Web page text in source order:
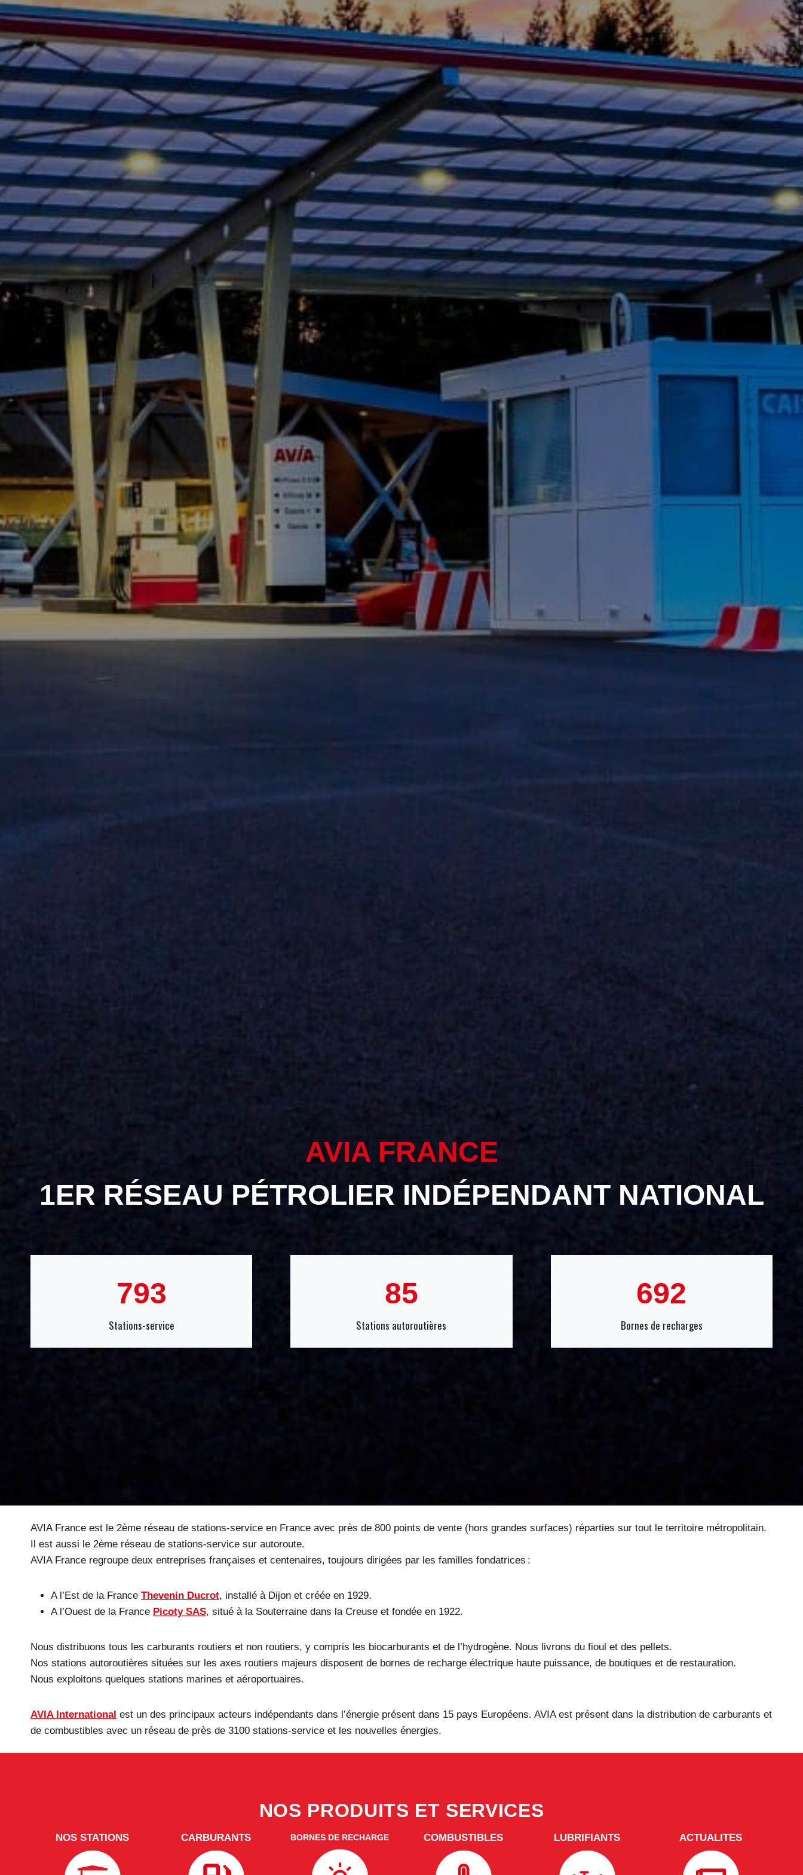
AVIA FRANCE
1ER RÉSEAU PÉTROLIER INDÉPENDANT NATIONAL
793
Stations-service
85
Stations autoroutières
692
Bornes de recharges
AVIA France est le 2ème réseau de stations-service en France avec près de 800 points de vente (hors grandes surfaces) réparties sur tout le territoire métropolitain.
Il est aussi le 2ème réseau de stations-service sur autoroute.
AVIA France regroupe deux entreprises françaises et centenaires, toujours dirigées par les familles fondatrices :
A l’Est de la France Thevenin Ducrot, installé à Dijon et créée en 1929.
A l’Ouest de la France Picoty SAS, situé à la Souterraine dans la Creuse et fondée en 1922.
Nous distribuons tous les carburants routiers et non routiers, y compris les biocarburants et de l’hydrogène. Nous livrons du fioul et des pellets.
Nos stations autoroutières situées sur les axes routiers majeurs disposent de bornes de recharge électrique haute puissance, de boutiques et de restauration.
Nous exploitons quelques stations marines et aéroportuaires.
AVIA International est un des principaux acteurs indépendants dans l’énergie présent dans 15 pays Européens. AVIA est présent dans la distribution de carburants et
de combustibles avec un réseau de près de 3100 stations-service et les nouvelles énergies.
NOS PRODUITS ET SERVICES
NOS STATIONS CARBURANTS BORNES DE RECHARGE COMBUSTIBLES LUBRIFIANTS ACTUALITES